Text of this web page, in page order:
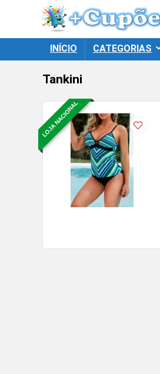
INÍCIO CATEGORIAS
Tankini
LOJA NACIONAL